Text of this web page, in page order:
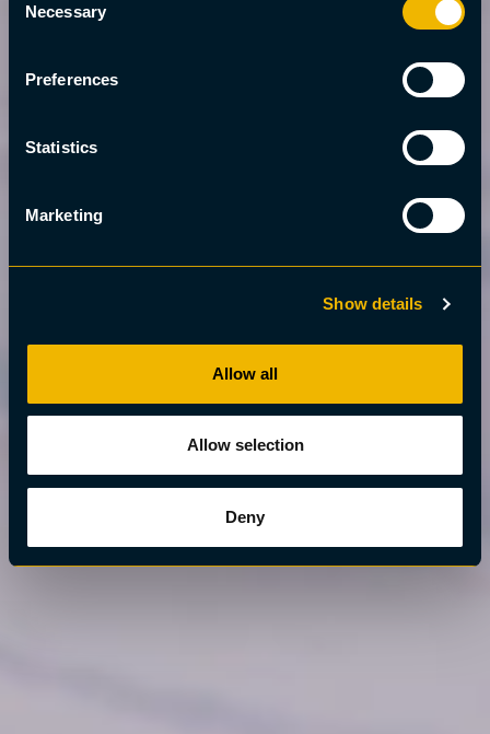
Selection
Necessary
Preferences
Statistics
Marketing
Show details
Allow all
Allow selection
Deny